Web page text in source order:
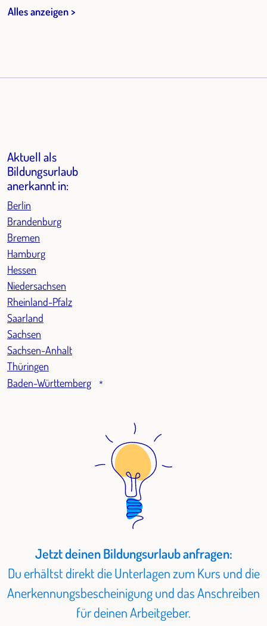
Alles anzeigen >
Aktuell als
Bildungsurlaub
anerkannt in:
Berlin
Brandenburg
Bremen
Hamburg
Hessen
Niedersachsen
Rheinland-Pfalz
Saarland
Sachsen
Sachsen-Anhalt
Thüringen
Baden-Württemberg
*
Jetzt deinen Bildungsurlaub anfragen:
Du erhältst direkt die Unterlagen zum Kurs und die
Anerkennungsbescheinigung und das Anschreiben
für deinen Arbeitgeber.